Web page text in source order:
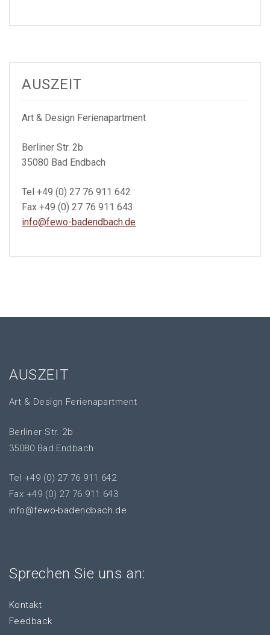
AUSZEIT
Art & Design Ferienapartment
Berliner Str. 2b
35080 Bad Endbach
Tel +49 (0) 27 76 911 642
Fax +49 (0) 27 76 911 643
info@fewo-badendbach.de
AUSZEIT
Art & Design Ferienapartment
Berliner Str. 2b
35080 Bad Endbach
Tel +49 (0) 27 76 911 642
Fax +49 (0) 27 76 911 643
info@fewo-badendbach.de
Sprechen Sie uns an:
Kontakt
Feedback